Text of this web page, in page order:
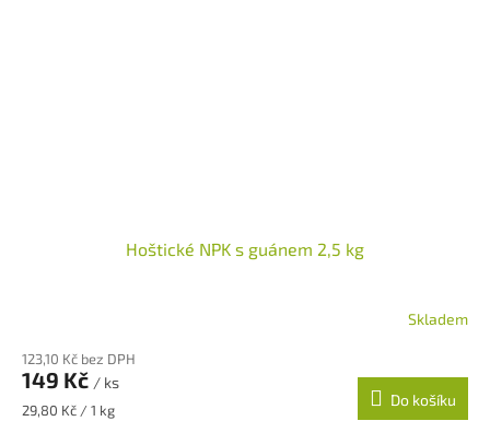
Hoštické NPK s guánem 2,5 kg
Skladem
123,10 Kč bez DPH
149 Kč / ks
Měrná
29,80 Kč / 1 kg
Do košíku